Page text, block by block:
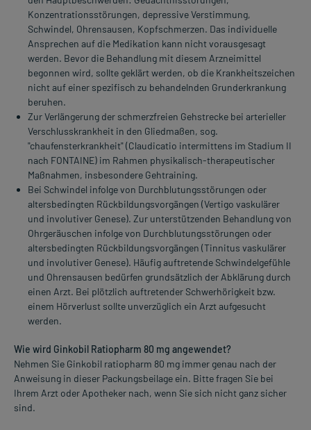
Konzentrationsstörungen, depressive Verstimmung,
Schwindel, Ohrensausen, Kopfschmerzen. Das individuelle
Ansprechen auf die Medikation kann nicht vorausgesagt
werden. Bevor die Behandlung mit diesem Arzneimittel
begonnen wird, sollte geklärt werden, ob die Krankheitszeichen
nicht auf einer spezifisch zu behandelnden Grunderkrankung
beruhen.
Zur Verlängerung der schmerzfreien Gehstrecke bei arterieller
Verschlusskrankheit in den Gliedmaßen, sog.
"chaufensterkrankheit" (Claudicatio intermittens im Stadium II
nach FONTAINE) im Rahmen physikalisch-therapeutischer
Maßnahmen, insbesondere Gehtraining.
Bei Schwindel infolge von Durchblutungsstörungen oder
altersbedingten Rückbildungsvorgängen (Vertigo vaskulärer
und involutiver Genese). Zur unterstützenden Behandlung von
Ohrgeräuschen infolge von Durchblutungsstörungen oder
altersbedingten Rückbildungsvorgängen (Tinnitus vaskulärer
und involutiver Genese). Häufig auftretende Schwindelgefühle
und Ohrensausen bedürfen grundsätzlich der Abklärung durch
einen Arzt. Bei plötzlich auftretender Schwerhörigkeit bzw.
einem Hörverlust sollte unverzüglich ein Arzt aufgesucht
werden.
Wie wird Ginkobil Ratiopharm 80 mg angewendet?
Nehmen Sie Ginkobil ratiopharm 80 mg immer genau nach der
Anweisung in dieser Packungsbeilage ein. Bitte fragen Sie bei
Ihrem Arzt oder Apotheker nach, wenn Sie sich nicht ganz sicher
sind.